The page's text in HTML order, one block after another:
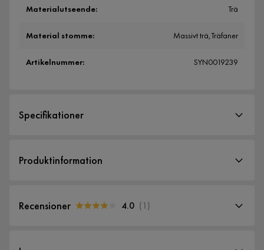
Materialutseende: Trä
Material stomme: Massivt trä,Träfaner
Artikelnummer: SYN0019239
Specifikationer
Storlek
Produktinformation
Recensioner 4.0 (1)